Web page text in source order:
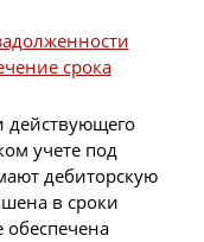
срока
действующего
учете под
дебиторскую
в сроки